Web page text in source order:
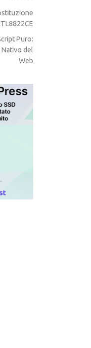
Puro:
del
Web